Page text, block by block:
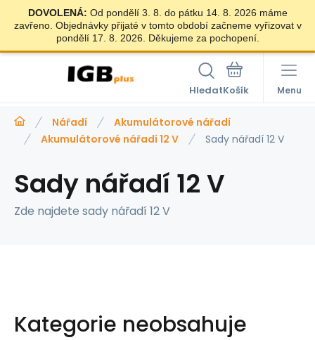
DOVOLENÁ: Od pondělí 3. 8. do pátku 14. 8. 2026 máme
zavřeno. Objednávky přijaté v tomto období začneme vyřizovat v
pondělí 17. 8. 2026. Děkujeme za pochopení.
Hledat Menu
Nářadí
Akumulátorové nářadí
Akumulátorové nářadí 12 V
Sady nářadí 12 V
Sady nářadí 12 V
Zde najdete sady nářadí 12 V
Kategorie neobsahuje